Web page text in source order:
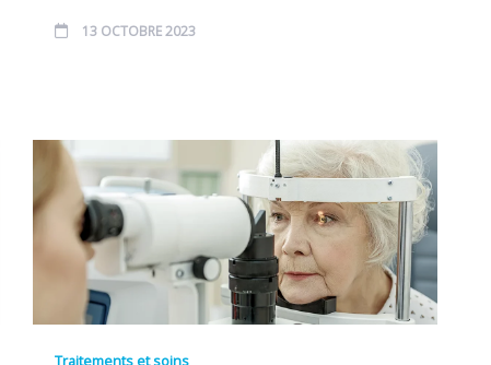
13 OCTOBRE 2023
Traitements et soins